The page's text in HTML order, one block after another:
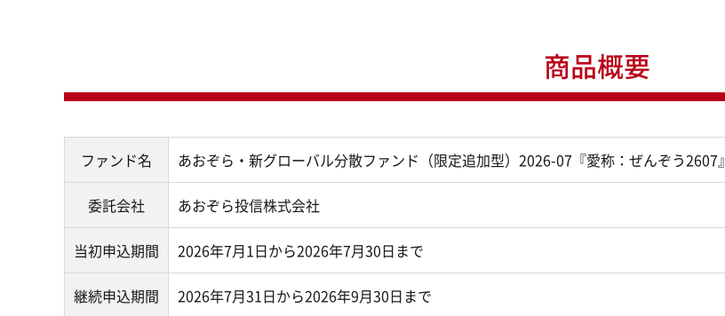
商品概要
ファンド名 あおぞら・新グローバル分散ファンド（限定追加型）2026-07『愛称：ぜんぞう2607』
委託会社 あおぞら投信株式会社
当初申込期間 2026年7月1日から2026年7月30日まで
継続申込期間 2026年7月31日から2026年9月30日まで